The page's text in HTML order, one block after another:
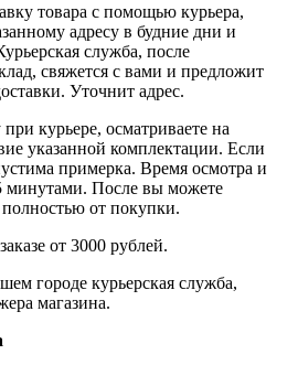
товара с помощью курьера,
адресу в будние дни и
служба, после
свяжется с вами и предложит
Уточнит адрес.
курьере, осматриваете на
указанной комплектации. Если
примерка. Время осмотра и
минутами. После вы можете
полностью от покупки.
от 3000 рублей.
городе курьерская служба,
магазина.